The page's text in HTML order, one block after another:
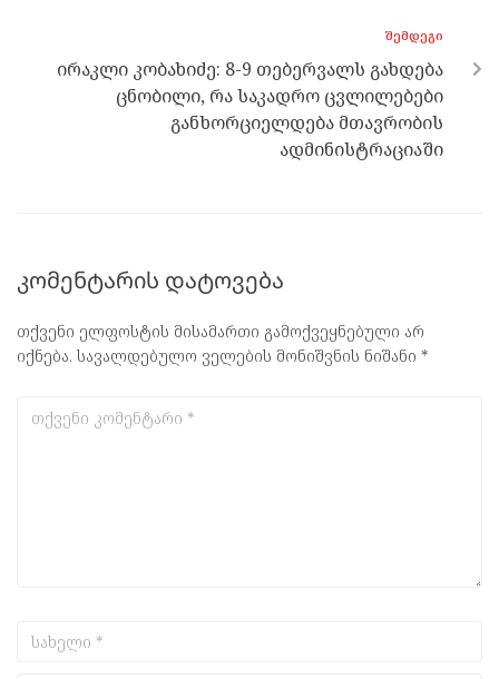
ᲨᲔᲛᲓᲔᲒᲘ
ირაკლი კობახიძე: 8-9 თებერვალს გახდება
ცნობილი, რა საკადრო ცვლილებები
განხორციელდება მთავრობის
ადმინისტრაციაში
კომენტარის დატოვება
თქვენი ელფოსტის მისამართი გამოქვეყნებული არ
იქნება. სავალდებულო ველების მონიშვნის ნიშანი *